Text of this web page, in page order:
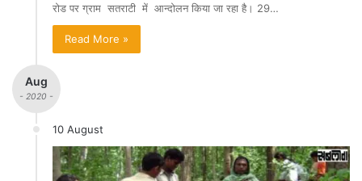
रोड पर ग्राम सतराटी में आन्दोलन किया जा रहा है। 29…
Read More »
Aug
- 2020 -
10 August